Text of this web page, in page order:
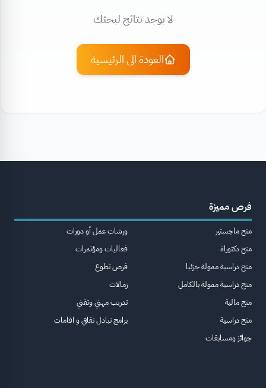
لا يوجد نتائج لبحثك
العودة الى الرئيسية
فرص مميزة
منح ماجستير
منح دكتوراة
منح دراسية ممولة جزئيا
منح دراسية ممولة بالكامل
منح مالية
منح دراسية
جوائز ومسابقات
ورشات عمل أو دورات
فعاليات ومؤتمرات
فرص تطوع
زمالات
تدريب مهني وتقني
برامج تبادل ثقافي و اقامات